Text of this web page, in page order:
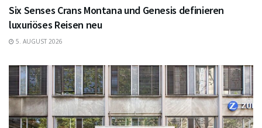
Six Senses Crans Montana und Genesis definieren
luxuriöses Reisen neu
5. AUGUST 2026